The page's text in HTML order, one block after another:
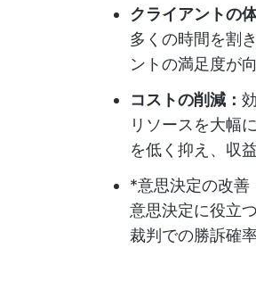
クライアントの
多くの時間を割
ントの満足度が
コストの削減：
リソースを大幅
を低く抑え、収
*意思決定の改善
意思決定に役立
裁判での勝訴確